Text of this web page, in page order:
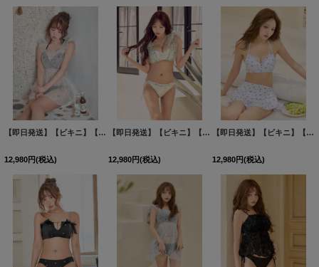
【即日発送】【ビキニ】【水着】チュール花柄トップス付きビキニ 3点セット [FB01]三上悠亜着用
12,980円(税込)
【即日発送】【ビキニ】【水着】フラワーモチーフシアーリボンビキニ 3点セット [FB01]三上悠亜着用
12,980円(税込)
【即日発送】【ビキニ】【水着】スカート付き小花柄ビキニ 3点セット[FB01]吉木千沙都（ちぃぽぽ）着用
12,980円(税込)